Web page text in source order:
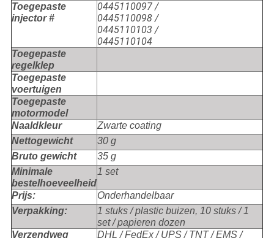
Toegepaste
injector #
0445110097 /
0445110098 /
0445110103 /
0445110104
Toegepaste
regelklep
Toegepaste
voertuigen
Toegepaste
motormodel
Naaldkleur
Zwarte coating
Nettogewicht
30 g
Bruto gewicht
35 g
Minimale
bestelhoeveelheid
1 set
Prijs:
Onderhandelbaar
Verpakking:
1 stuks / plastic buizen, 10 stuks / 1
set / papieren dozen
Verzendweg
DHL / FedEx / UPS / TNT / EMS /